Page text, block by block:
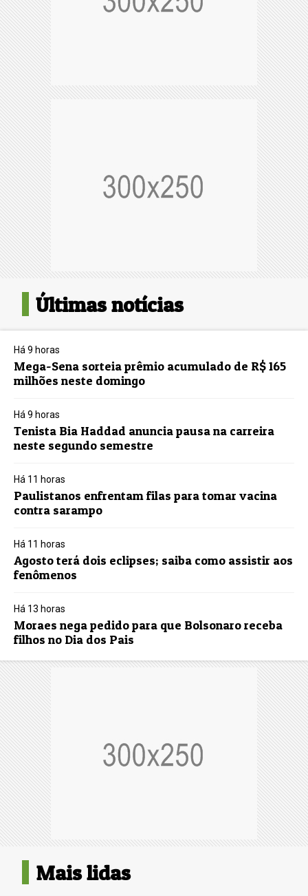
Últimas notícias
Há 9 horas
Mega-Sena sorteia prêmio acumulado de R$ 165
milhões neste domingo
Há 9 horas
Tenista Bia Haddad anuncia pausa na carreira
neste segundo semestre
Há 11 horas
Paulistanos enfrentam filas para tomar vacina
contra sarampo
Há 11 horas
Agosto terá dois eclipses; saiba como assistir aos
fenômenos
Há 13 horas
Moraes nega pedido para que Bolsonaro receba
filhos no Dia dos Pais
Mais lidas